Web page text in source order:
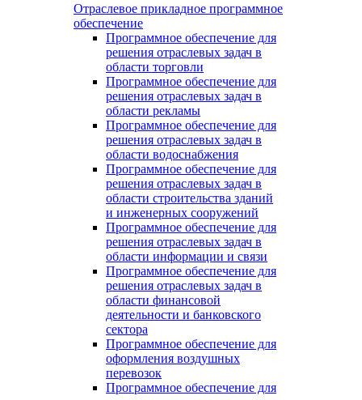
Отраслевое прикладное программное
обеспечение
Программное обеспечение для
решения отраслевых задач в
области торговли
Программное обеспечение для
решения отраслевых задач в
области рекламы
Программное обеспечение для
решения отраслевых задач в
области водоснабжения
Программное обеспечение для
решения отраслевых задач в
области строительства зданий
и инженерных сооружений
Программное обеспечение для
решения отраслевых задач в
области информации и связи
Программное обеспечение для
решения отраслевых задач в
области финансовой
деятельности и банковского
сектора
Программное обеспечение для
оформления воздушных
перевозок
Программное обеспечение для